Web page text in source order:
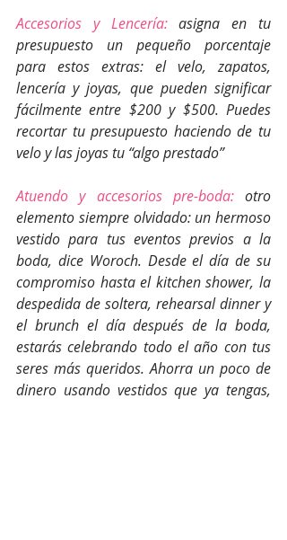
Accesorios y Lencería: asigna en tu
presupuesto un pequeño porcentaje
para estos extras: el velo, zapatos,
lencería y joyas, que pueden significar
fácilmente entre $200 y $500. Puedes
recortar tu presupuesto haciendo de tu
velo y las joyas tu “algo prestado”
Atuendo y accesorios pre-boda: otro
elemento siempre olvidado: un hermoso
vestido para tus eventos previos a la
boda, dice Woroch. Desde el día de su
compromiso hasta el kitchen shower, la
despedida de soltera, rehearsal dinner y
el brunch el día después de la boda,
estarás celebrando todo el año con tus
seres más queridos. Ahorra un poco de
dinero usando vestidos que ya tengas,